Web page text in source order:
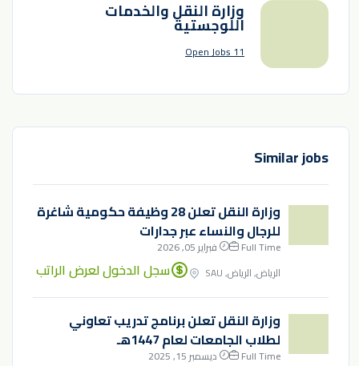
وزارة النقل والخدمات
اللوجستية
11 Open Jobs
Similar jobs
وزارة النقل تعلن 28 وظيفة حكومية شاغرة
للرجال والنساء عبر جدارات
Full Time
فبراير 05, 2026
الرياض, الرياض, SAU
سجل الدخول لعرض الراتب
وزارة النقل تعلن برنامج تدريب تعاوني
لطلاب الجامعات لعام 1447هـ
Full Time
ديسمبر 15, 2025